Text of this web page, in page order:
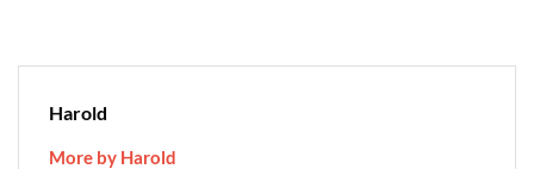
Harold
More by Harold